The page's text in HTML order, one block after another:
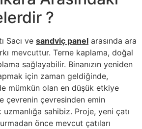
?
Sacı ve sandviç panel arasında ara
mevcuttur. Terne kaplama, doğal
sağlayabilir. Binanızın yeniden
için zaman geldiğinde,
mümkün olan en düşük etkiye
çevrenin çevresinden emin
uzmanlığa sahibiz. Proje, yeni çatı
önce mevcut çatıları